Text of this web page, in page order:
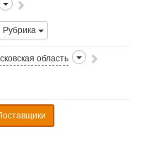
Рубрика
область